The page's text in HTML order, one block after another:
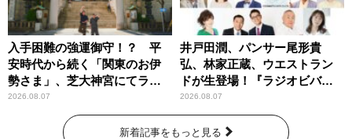
入手困難の強運御守！？ 平
安時代から続く「関東のお伊
勢さま」、芝大神宮にてラン
パンプスが合格祈願！
2026.08.07
井戸田潤、パンサー尾形貴
弘、林家正蔵、ウエストラン
ドが生登場！『ラジオビバリ
ー昼ズ』
2026.08.07
新着記事をもっと見る